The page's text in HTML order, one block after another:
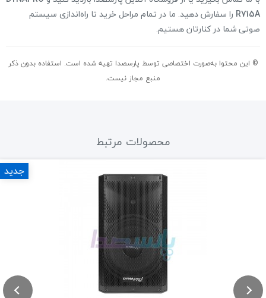
R715A را سفارش دهید. ما در تمام مراحل خرید تا راه‌اندازی سیستم
صوتی شما در کنارتان هستیم.
© این محتوا به‌صورت اختصاصی توسط پارسصدا تهیه شده است. استفاده بدون ذکر
منبع مجاز نیست.
محصولات مرتبط
جدید